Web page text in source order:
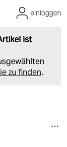
ist
zu finden.
einloggen